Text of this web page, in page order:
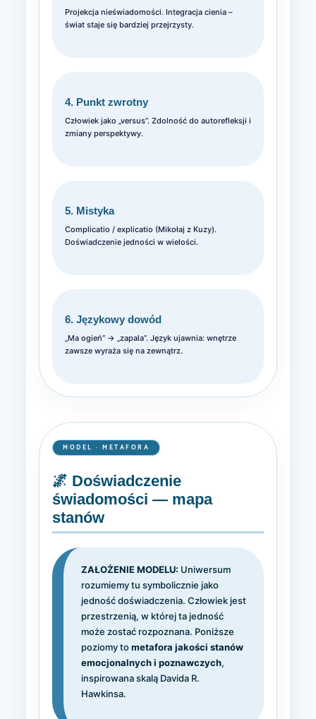
Projekcja nieświadomości. Integracja cienia –
świat staje się bardziej przejrzysty.
4. Punkt zwrotny
Człowiek jako „versus”. Zdolność do autorefleksji i
zmiany perspektywy.
5. Mistyka
Complicatio / explicatio (Mikołaj z Kuzy).
Doświadczenie jedności w wielości.
6. Językowy dowód
„Ma ogień” → „zapala”. Język ujawnia: wnętrze
zawsze wyraża się na zewnątrz.
MODEL · METAFORA
🌌 Doświadczenie
świadomości — mapa
stanów
ZAŁOŻENIE MODELU: Uniwersum
rozumiemy tu symbolicznie jako
jedność doświadczenia. Człowiek jest
przestrzenią, w której ta jedność
może zostać rozpoznana. Poniższe
poziomy tometafora jakości stanów
emocjonalnych i poznawczych,
inspirowana skalą Davida R.
Hawkinsa.